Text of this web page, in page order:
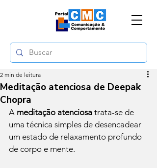
Meditação atenciosa de Deepak
Chopra
2 min de leitura
A meditação atenciosa trata-se de
uma técnica simples de desencadear
um estado de relaxamento profundo
de corpo e mente.